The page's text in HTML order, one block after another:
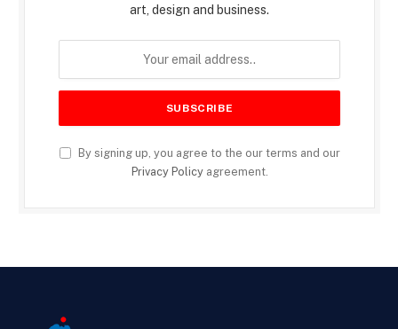
art, design and business.
By signing up, you agree to the our terms and our
Privacy Policyagreement.